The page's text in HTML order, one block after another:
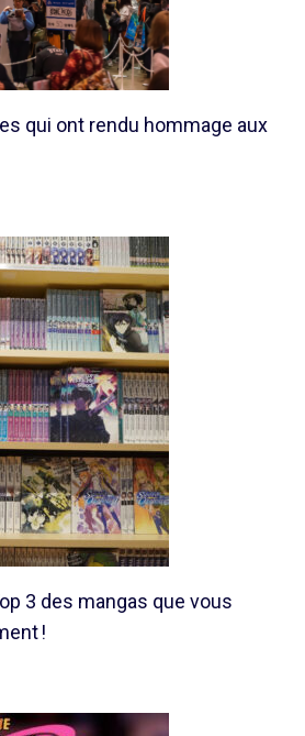
qui ont rendu hommage aux
3 des mangas que vous
!